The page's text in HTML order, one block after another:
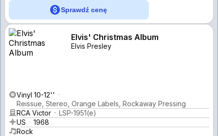
Sprawdź cenę
Elvis' Christmas Album
Elvis Presley
Vinyl 10-12''
Reissue, Stereo, Orange Labels, Rockaway Pressing
RCA Victor
LSP-1951(e)
US
1968
Rock